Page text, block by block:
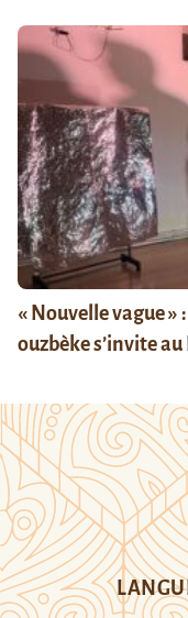
« Nouvelle vague
ouzbèke s’invite